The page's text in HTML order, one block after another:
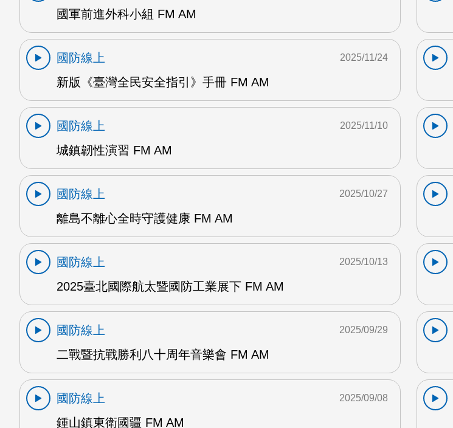
國軍前進外科小組 FM AM
國防線上
新版《臺灣全民安全指引》手冊 FM AM
2025/11/24
國防線上
城鎮韌性演習 FM AM
2025/11/10
國防線上
離島不離心全時守護健康 FM AM
2025/10/27
國防線上
2025臺北國際航太暨國防工業展下 FM AM
2025/10/13
國防線上
二戰暨抗戰勝利八十周年音樂會 FM AM
2025/09/29
國防線上
鍾山鎮東衛國疆 FM AM
2025/09/08